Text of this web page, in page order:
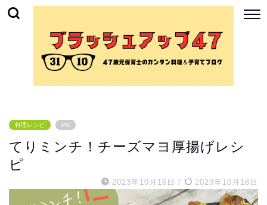
料理レシピ PR
てりミンチ！チーズマヨ厚揚げレシ
ピ
2023年10月16日 / 2023年10月18日